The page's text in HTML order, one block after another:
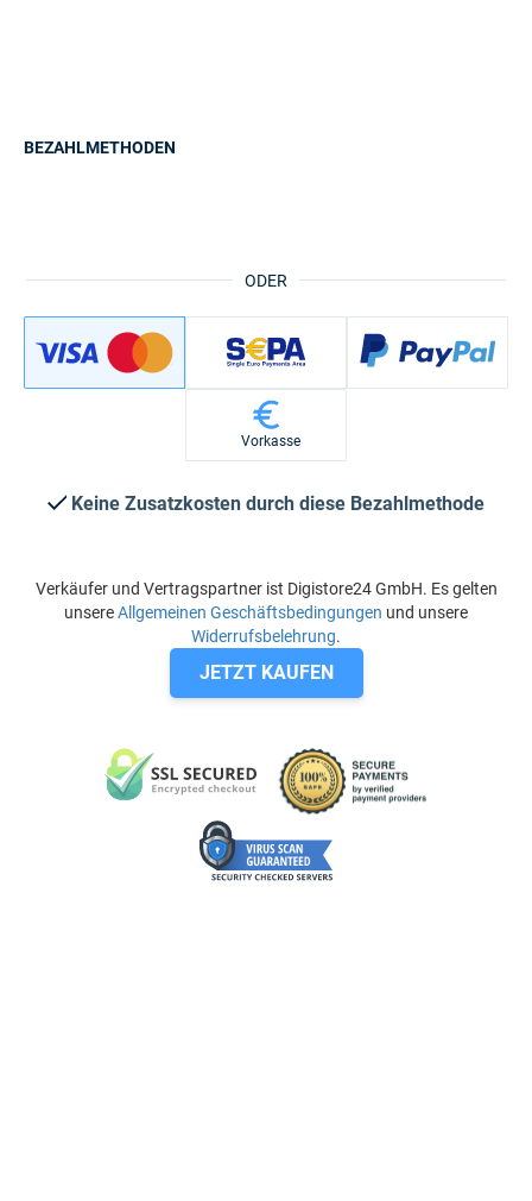
ODER
BEZAHLMETHODEN
Vorkasse
Keine Zusatzkosten durch diese Bezahlmethode
Verkäufer und Vertragspartner ist Digistore24 GmbH. Es gelten
unsereAllgemeinen Geschäftsbedingungen und unsere
Widerrufsbelehrung.
JETZT KAUFEN